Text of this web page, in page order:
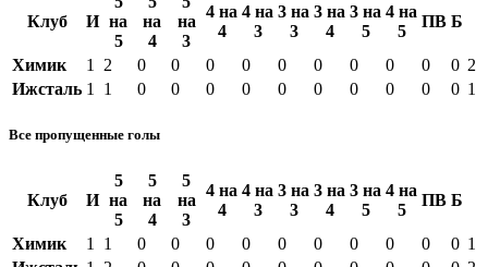
Клуб И на
5
на
4
на
3
4 на
4
4 на
3
3 на
3
3 на
4
3 на
5
4 на
5
ПВ Б
Химик 1 2 0 0 0 0 0 0 0 0 0 0 2
Ижсталь 1 1 0 0 0 0 0 0 0 0 0 0 1
Все пропущенные голы
Клуб И
5
на
5
5
на
4
5
на
3
4 на
4
4 на
3
3 на
3
3 на
4
3 на
5
4 на
5
ПВ Б
Химик 1 1 0 0 0 0 0 0 0 0 0 0 1